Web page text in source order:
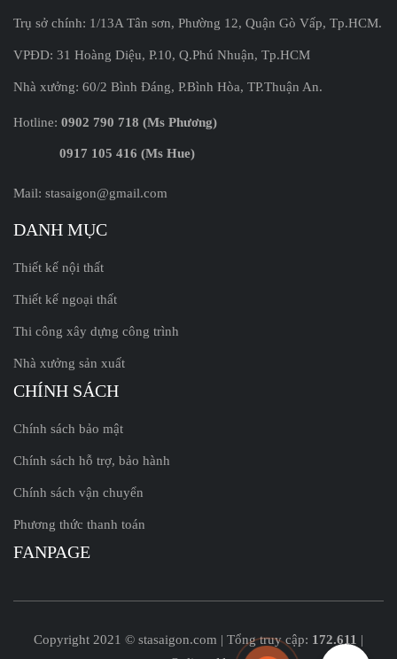
Trụ sở chính: 1/13A Tân sơn, Phường 12, Quận Gò Vấp, Tp.HCM.
VPĐD: 31 Hoàng Diệu, P.10, Q.Phú Nhuận, Tp.HCM
Nhà xưởng: 60/2 Bình Đáng, P.Bình Hòa, TP.Thuận An.
Hotline: 0902 790 718 (Ms Phương)
0917 105 416 (Ms Hue)
Mail: stasaigon@gmail.com
DANH MỤC
Thiết kế nội thất
Thiết kế ngoại thất
Thi công xây dựng công trình
Nhà xưởng sản xuất
CHÍNH SÁCH
Chính sách bảo mật
Chính sách hỗ trợ, bảo hành
Chính sách vận chuyển
Phương thức thanh toán
FANPAGE
Copyright 2021 © stasaigon.com | Tổng truy cập: 172.611 |